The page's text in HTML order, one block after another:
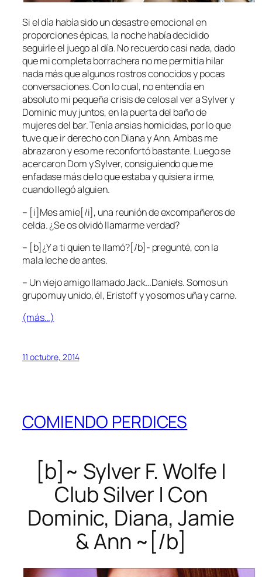
Si el día había sido un desastre emocional en
proporciones épicas, la noche había decidido
seguirle el juego al día. No recuerdo casi nada, dado
que mi completa borrachera no me permitía hilar
nada más que algunos rostros conocidos y pocas
conversaciones. Con lo cual, no entendía en
absoluto mi pequeña crisis de celos al ver a Sylver y
Dominic muy juntos, en la puerta del baño de
mujeres del bar. Tenía ansias homicidas, por lo que
tuve que ir derecho con Diana y Ann. Ambas me
abrazaron y eso me reconfortó bastante. Luego se
acercaron Dom y Sylver, consiguiendo que me
enfadase más de lo que estaba y quisiera irme,
cuando llegó alguien.
– [i]Mes amie[/i], una reunión de excompañeros de
celda. ¿Se os olvidó llamarme verdad?
– [b]¿Y a ti quien te llamó?[/b]- pregunté, con la
mala leche de antes.
– Un viejo amigo llamado Jack…Daniels. Somos un
grupo muy unido, él, Eristoff y yo somos uña y carne.
(más…)
11 octubre, 2014
COMIENDO PERDICES
[b]~ Sylver F. Wolfe |
Club Silver | Con
Dominic, Diana, Jamie
& Ann ~[/b]